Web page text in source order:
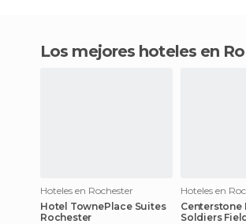
Los mejores hoteles en
Hoteles en Rochester
Hotel TownePlace Suites
Rochester
Hoteles en
Centerstone
Soldiers Field